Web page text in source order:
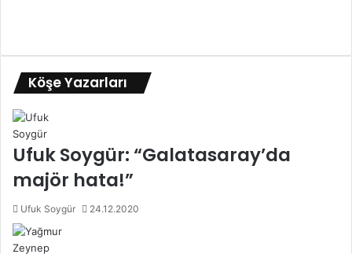
Köşe Yazarları
Ufuk Soygür: “Galatasaray’da
majör hata!”
Ufuk Soygür 24.12.2020